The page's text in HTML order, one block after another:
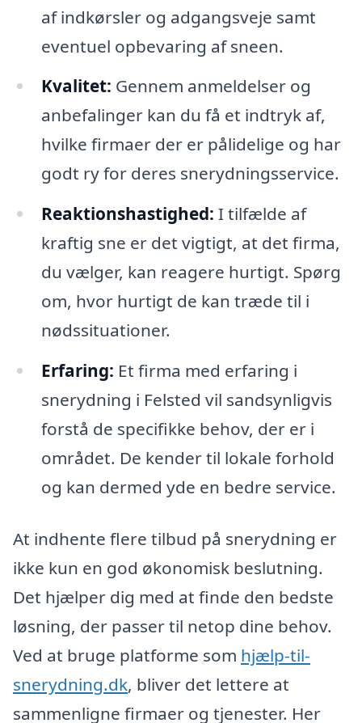
af indkørsler og adgangsveje samt
eventuel opbevaring af sneen.
Kvalitet: Gennem anmeldelser og
anbefalinger kan du få et indtryk af,
hvilke firmaer der er pålidelige og har
godt ry for deres snerydningsservice.
Reaktionshastighed: I tilfælde af
kraftig sne er det vigtigt, at det firma,
du vælger, kan reagere hurtigt. Spørg
om, hvor hurtigt de kan træde til i
nødssituationer.
Erfaring: Et firma med erfaring i
snerydning i Felsted vil sandsynligvis
forstå de specifikke behov, der er i
området. De kender til lokale forhold
og kan dermed yde en bedre service.
At indhente flere tilbud på snerydning er
ikke kun en god økonomisk beslutning.
Det hjælper dig med at finde den bedste
løsning, der passer til netop dine behov.
Ved at bruge platforme som hjælp-til-
snerydning.dk, bliver det lettere at
sammenligne firmaer og tjenester. Her